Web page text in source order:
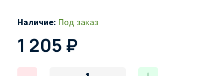
Наличие: Под заказ
1 205 ₽